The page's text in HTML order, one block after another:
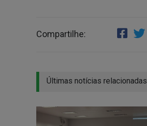
Compartilhe:
Últimas notícias relacionadas